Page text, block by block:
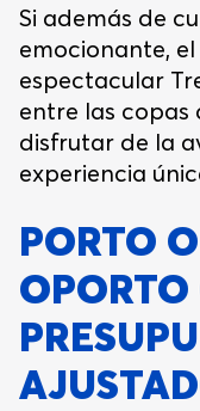
Si además de
emocionante,
espectacular
entre las copas
disfrutar de la
experiencia
PORTO